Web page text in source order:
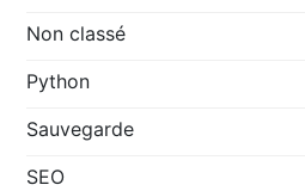
Non classé
Python
Sauvegarde
SEO